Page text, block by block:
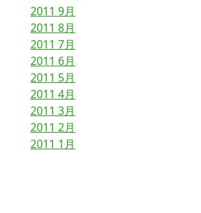
2011 9月
2011 8月
2011 7月
2011 6月
2011 5月
2011 4月
2011 3月
2011 2月
2011 1月